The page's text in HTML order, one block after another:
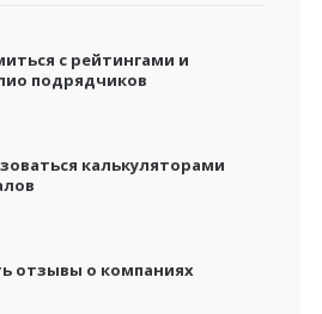
с рейтингами и
подрядчиков
калькуляторами
отзывы о компаниях